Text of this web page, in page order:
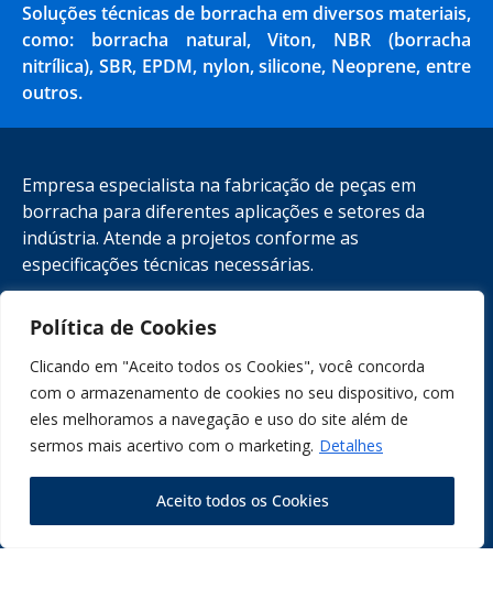
Política de Cookies
Clicando em "Aceito todos os Cookies", você concorda
com o armazenamento de cookies no seu dispositivo, com
eles melhoramos a navegação e uso do site além de
sermos mais acertivo com o marketing. Detalhes
Aceito todos os Cookies
Soluções técnicas de borracha em diversos materiais,
como: borracha natural, Viton, NBR (borracha
nitrílica), SBR, EPDM, nylon, silicone, Neoprene, entre
outros.
Empresa especialista na fabricação de peças em
borracha para diferentes aplicações e setores da
indústria. Atende a projetos conforme as
especificações técnicas necessárias.
(11) 4395-7360
comercial@retembras.com.br
Rua Clementina, 10 - Cajamar - SP